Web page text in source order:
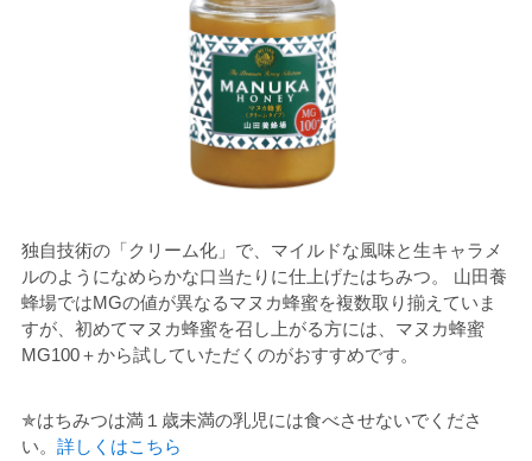
独自技術の「クリーム化」で、マイルドな風味と生キャラメ
ルのようになめらかな口当たりに仕上げたはちみつ。 山田養
蜂場ではMGの値が異なるマヌカ蜂蜜を複数取り揃えていま
すが、初めてマヌカ蜂蜜を召し上がる方には、マヌカ蜂蜜
MG100＋から試していただくのがおすすめです。
✯はちみつは満１歳未満の乳児には食べさせないでくださ
い。 詳しくはこちら